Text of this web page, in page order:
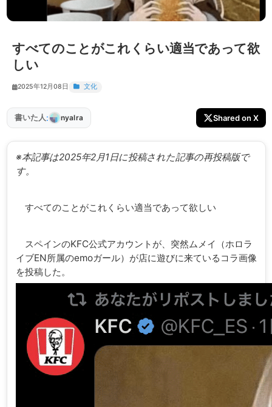
すべてのことがこれくらい適当であって欲
しい
2025年12月08日 文化
書いた人 : nyalra Shared on X
※本記事は2025年2月1日に投稿された記事の再投稿版で
す。
すべてのことがこれくらい適当であって欲しい
スペインのKFC公式アカウントが、突然ムメイ（ホロラ
イブEN所属のemoガール）が店に遊びに来ているコラ画像
を投稿した。